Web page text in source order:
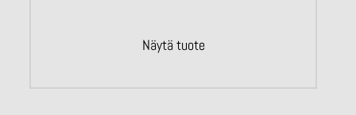
Näytä tuote